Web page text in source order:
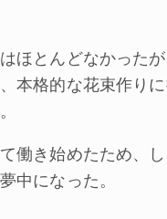
ほとんどなかった
本格的な花束作り
働き始めたため、
中になった。